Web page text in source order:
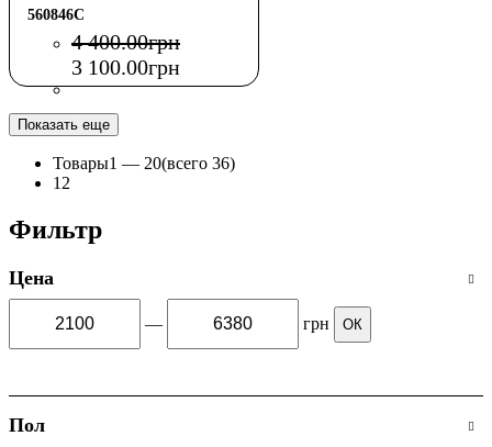
560846C
4 400.00грн
3 100.00грн
Показать еще
Товары1 — 20(всего 36)
1 2
Фильтр
Цена
— грн ОК
Пол